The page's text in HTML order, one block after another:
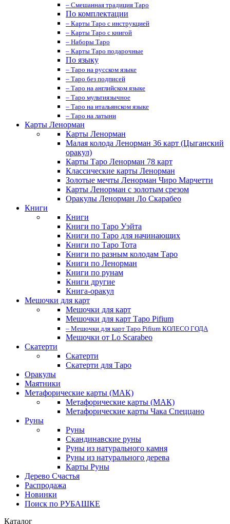
– Смешанная традиция Таро
По комплектации
– Карты Таро с инструкцией
– Карты Таро с книгой
– Наборы Таро
– Карты Таро подарочные
По языку
– Таро на русском языке
– Таро без подписей
– Таро на английском языке
– Таро мультиязычное
– Таро на итальянском языке
– Таро на латыни
Карты Ленорман
Карты Ленорман
Малая колода Ленорман 36 карт (Цыганский
оракул)
Карты Таро Ленорман 78 карт
Классические карты Ленорман
Золотые мечты Ленорман Чиро Марчетти
Карты Ленорман с золотым срезом
Оракулы Ленорман Ло Скарабео
Книги
Книги
Книги по Таро Уэйта
Книги по Таро для начинающих
Книги по Таро Тота
Книги по разным колодам Таро
Книги по Ленорман
Книги по рунам
Книги другие
Книга-оракул
Мешочки для карт
Мешочки для карт
Мешочки для карт Таро Pifium
– Мешочки для карт Таро Pifium КОЛЕСО ГОДА
Мешочки от Lo Scarabeo
Скатерти
Скатерти
Скатерти для Таро
Оракулы
Маятники
Метафорические карты (МАК)
Метафорические карты (МАК)
Метафорические карты Чака Спеццано
Руны
Руны
Скандинавские руны
Руны из натурального камня
Руны из натурального дерева
Карты Руны
Дерево Счастья
Распродажа
Новинки
Поиск по РУБАШКЕ
Каталог